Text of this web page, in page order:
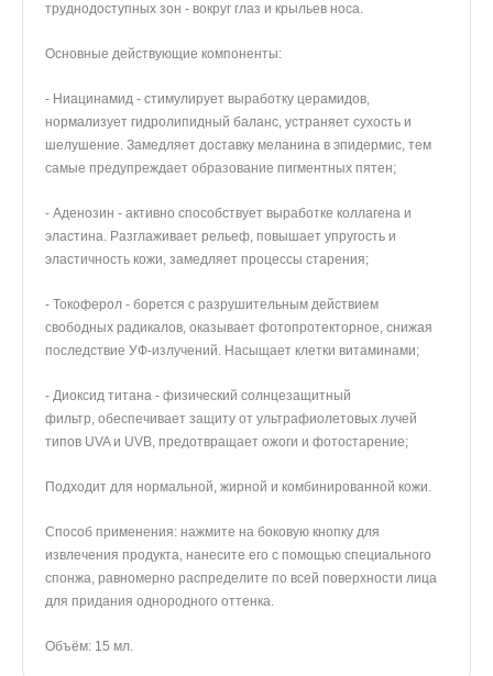
труднодоступных зон - вокруг глаз и крыльев носа.
Основные действующие компоненты:
- Ниацинамид - стимулирует выработку церамидов,
нормализует гидролипидный баланс, устраняет сухость и
шелушение. Замедляет доставку меланина в эпидермис, тем
самые предупреждает образование пигментных пятен;
- Аденозин - активно способствует выработке коллагена и
эластина. Разглаживает рельеф, повышает упругость и
эластичность кожи, замедляет процессы старения;
- Токоферол - борется с разрушительным действием
свободных радикалов, оказывает фотопротекторное, снижая
последствие УФ-излучений. Насыщает клетки витаминами;
- Диоксид титана - физический солнцезащитный
фильтр, обеспечивает защиту от ультрафиолетовых лучей
типов UVA и UVB, предотвращает ожоги и фотостарение;
Подходит для нормальной, жирной и комбинированной кожи.
Способ применения: нажмите на боковую кнопку для
извлечения продукта, нанесите его с помощью специального
спонжа, равномерно распределите по всей поверхности лица
для придания однородного оттенка.
Объём: 15 мл.